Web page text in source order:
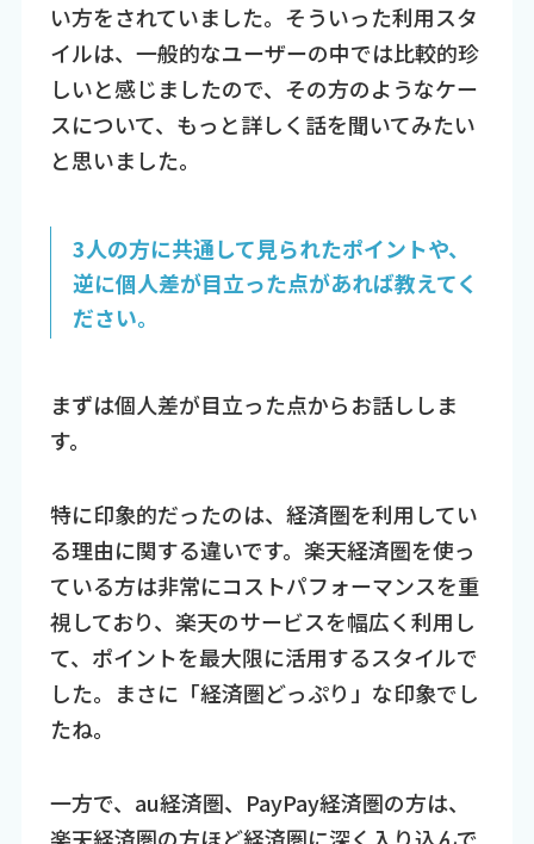
い方をされていました。そういった利用スタ
イルは、一般的なユーザーの中では比較的珍
しいと感じましたので、その方のようなケー
スについて、もっと詳しく話を聞いてみたい
と思いました。
3人の方に共通して見られたポイントや、
逆に個人差が目立った点があれば教えてく
ださい。
まずは個人差が目立った点からお話ししま
す。
特に印象的だったのは、経済圏を利用してい
る理由に関する違いです。楽天経済圏を使っ
ている方は非常にコストパフォーマンスを重
視しており、楽天のサービスを幅広く利用し
て、ポイントを最大限に活用するスタイルで
した。まさに「経済圏どっぷり」な印象でし
たね。
一方で、au経済圏、PayPay経済圏の方は、